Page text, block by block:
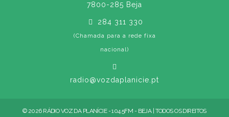
7800-285 Beja
284 311 330
(Chamada para a rede fixa
nacional)
radio@vozdaplanicie.pt
© 2026 RÁDIO VOZ DA PLANÍCIE - 104.5FM - BEJA | TODOS OS DIREITOS